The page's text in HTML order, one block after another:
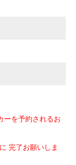
ーを予約されるお
完了お願いしま